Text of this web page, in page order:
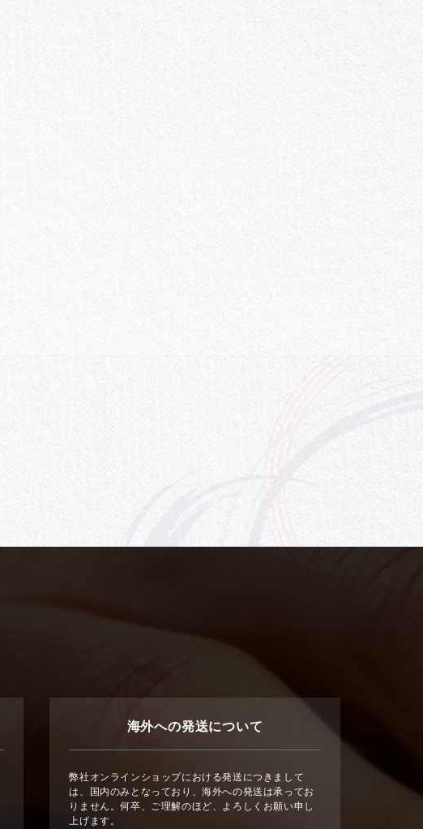
海外への発送について
弊社オンラインショップにおける発送につきまして
は、国内のみとなっており、海外への発送は承ってお
りません。何卒、ご理解のほど、よろしくお願い申し
上げます。